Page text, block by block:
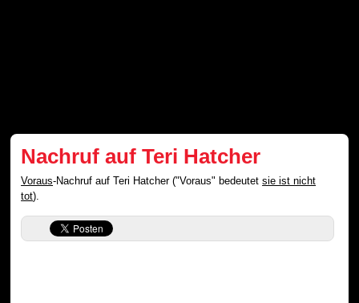
Nachruf auf Teri Hatcher
Voraus-Nachruf auf Teri Hatcher ("Voraus" bedeutetsie ist nicht
tot).